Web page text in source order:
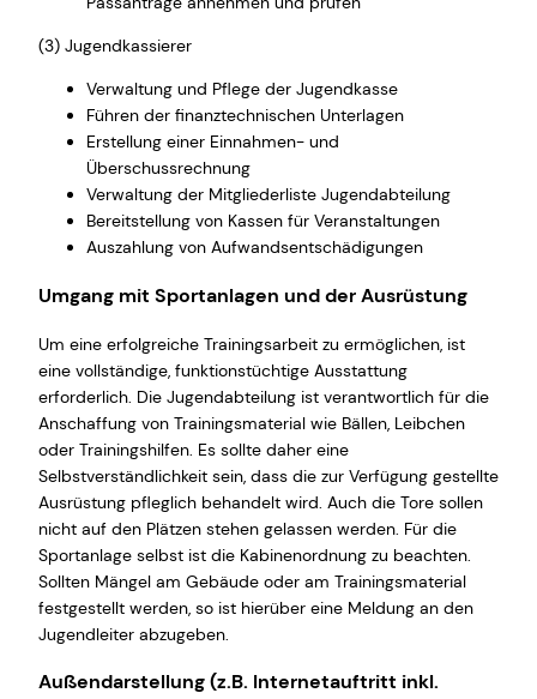
(3) Jugendkassierer
Verwaltung und Pflege der Jugendkasse
Führen der finanztechnischen Unterlagen
Erstellung einer Einnahmen- und
Überschussrechnung
Verwaltung der Mitgliederliste Jugendabteilung
Bereitstellung von Kassen für Veranstaltungen
Auszahlung von Aufwandsentschädigungen
Umgang mit Sportanlagen und der Ausrüstung
Um eine erfolgreiche Trainingsarbeit zu ermöglichen, ist
eine vollständige, funktionstüchtige Ausstattung
erforderlich. Die Jugendabteilung ist verantwortlich für die
Anschaffung von Trainingsmaterial wie Bällen, Leibchen
oder Trainingshilfen. Es sollte daher eine
Selbstverständlichkeit sein, dass die zur Verfügung gestellte
Ausrüstung pfleglich behandelt wird. Auch die Tore sollen
nicht auf den Plätzen stehen gelassen werden. Für die
Sportanlage selbst ist die Kabinenordnung zu beachten.
Sollten Mängel am Gebäude oder am Trainingsmaterial
festgestellt werden, so ist hierüber eine Meldung an den
Jugendleiter abzugeben.
Außendarstellung (z.B. Internetauftritt inkl.